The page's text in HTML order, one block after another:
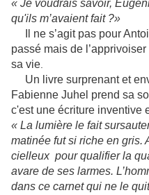
« Je voudrais savoir,
qu'ils m’avaient fait ?»
Il ne s’agit pas pour
passé mais de
sa vie
Un livre surprenant et
Fabienne Juhel prend sa
c'est une écriture inventive
« La lumière le fait
matinée fut si riche en gris.
cielleux pour qualifier la
avare de ses larmes.
dans ce carnet qui ne le